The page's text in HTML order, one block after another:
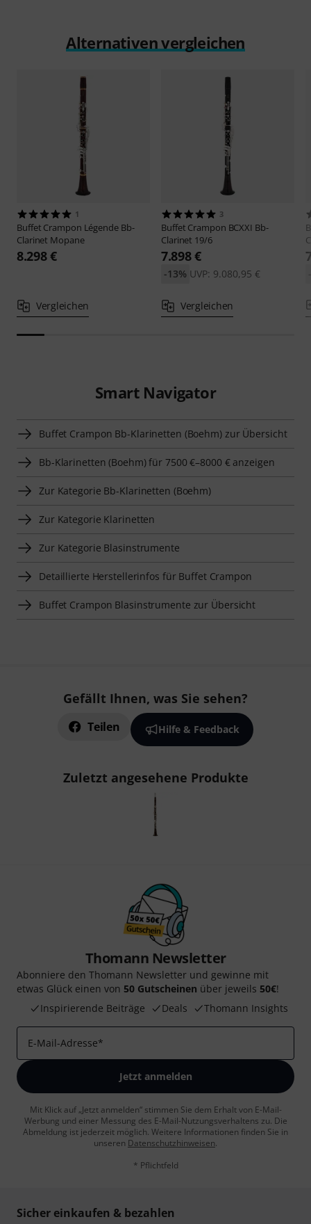
Alternativen vergleichen
1
Buffet Crampon Légende Bb-
Clarinet Mopane
8.298 €
Vergleichen
3
Buffet Crampon BCXXI Bb-
Clarinet 19/6
7.898 €
UVP: 9.080,95 €
-13%
Vergleichen
Smart Navigator
Buffet Crampon Bb-Klarinetten (Boehm) zur Übersicht
Bb-Klarinetten (Boehm) für 7500 €–8000 € anzeigen
Zur Kategorie Bb-Klarinetten (Boehm)
Zur Kategorie Klarinetten
Zur Kategorie Blasinstrumente
Detaillierte Herstellerinfos für Buffet Crampon
Buffet Crampon Blasinstrumente zur Übersicht
Gefällt Ihnen, was Sie sehen?
Teilen Hilfe & Feedback
Zuletzt angesehene Produkte
Thomann Newsletter
Abonniere den Thomann Newsletter und gewinne mit
etwas Glück einen von 50 Gutscheinen über jeweils 50€!
Inspirierende Beiträge
Deals Thomann Insights
E-Mail-Adresse*
Jetzt anmelden
Mit Klick auf „Jetzt anmelden“ stimmen Sie dem Erhalt von E-Mail-
Werbung und einer Messung des E-Mail-Nutzungsverhaltens zu. Die
Abmeldung ist jederzeit möglich. Weitere Informationen finden Sie in
unseren Datenschutzhinweisen.
* Pflichtfeld
Sicher einkaufen & bezahlen